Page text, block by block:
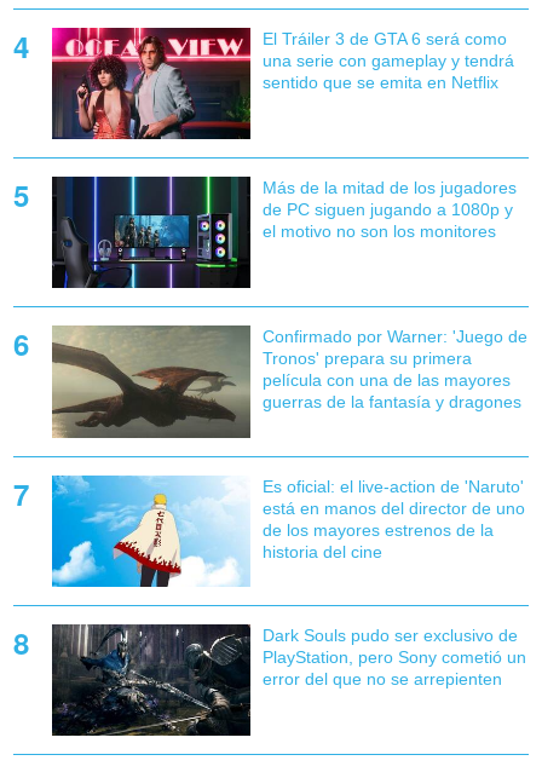
El Tráiler 3 de GTA 6 será como
una serie con gameplay y tendrá
sentido que se emita en Netflix
Más de la mitad de los jugadores
de PC siguen jugando a 1080p y
el motivo no son los monitores
Confirmado por Warner: 'Juego de
Tronos' prepara su primera
película con una de las mayores
guerras de la fantasía y dragones
Es oficial: el live-action de 'Naruto'
está en manos del director de uno
de los mayores estrenos de la
historia del cine
Dark Souls pudo ser exclusivo de
PlayStation, pero Sony cometió un
error del que no se arrepienten